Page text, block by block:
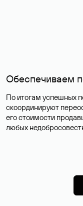
Обеспечиваем
По итогам успешных
скоординируют
его стоимости
любых